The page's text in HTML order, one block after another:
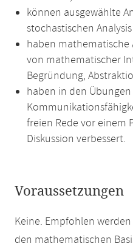
können ausgewählte
stochastischen
haben mathematische
von mathematischer
Begründung,
haben in den
freien Rede vor einem
Diskussion verbessert.
Voraussetzungen
Keine. Empfohlen
den mathematischen